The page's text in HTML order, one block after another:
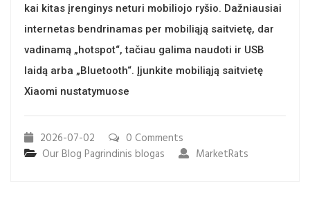
kai kitas įrenginys neturi mobiliojo ryšio. Dažniausiai
internetas bendrinamas per mobiliąją saitvietę, dar
vadinamą „hotspot“, tačiau galima naudoti ir USB
laidą arba „Bluetooth“. Įjunkite mobiliąją saitvietę
Xiaomi nustatymuose
2026-07-02
0 Comments
Our Blog Pagrindinis blogas MarketRats